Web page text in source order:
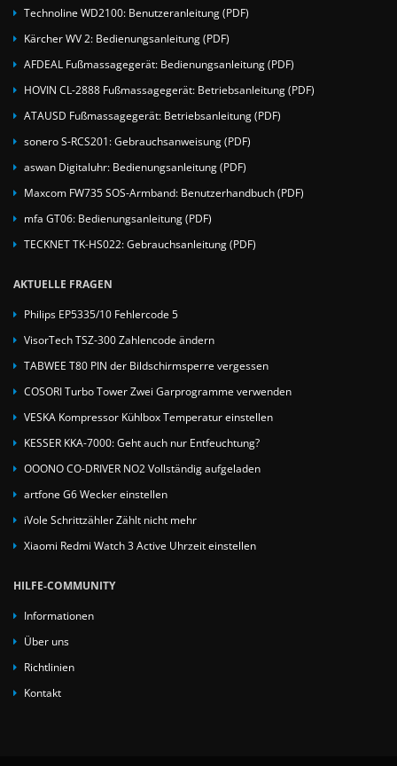
Technoline WD2100: Benutzeranleitung (PDF)
Kärcher WV 2: Bedienungsanleitung (PDF)
AFDEAL Fußmassagegerät: Bedienungsanleitung (PDF)
HOVIN CL-2888 Fußmassagegerät: Betriebsanleitung (PDF)
ATAUSD Fußmassagegerät: Betriebsanleitung (PDF)
sonero S-RCS201: Gebrauchsanweisung (PDF)
aswan Digitaluhr: Bedienungsanleitung (PDF)
Maxcom FW735 SOS-Armband: Benutzerhandbuch (PDF)
mfa GT06: Bedienungsanleitung (PDF)
TECKNET TK-HS022: Gebrauchsanleitung (PDF)
AKTUELLE FRAGEN
Philips EP5335/10 Fehlercode 5
VisorTech TSZ-300 Zahlencode ändern
TABWEE T80 PIN der Bildschirmsperre vergessen
COSORI Turbo Tower Zwei Garprogramme verwenden
VESKA Kompressor Kühlbox Temperatur einstellen
KESSER KKA-7000: Geht auch nur Entfeuchtung?
OOONO CO-DRIVER NO2 Vollständig aufgeladen
artfone G6 Wecker einstellen
iVole Schrittzähler Zählt nicht mehr
Xiaomi Redmi Watch 3 Active Uhrzeit einstellen
HILFE-COMMUNITY
Informationen
Über uns
Richtlinien
Kontakt